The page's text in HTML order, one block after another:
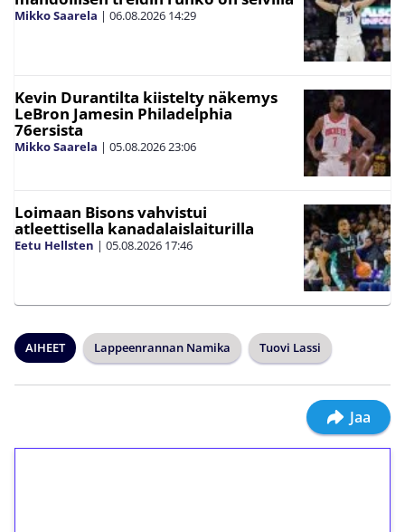
Mikko Saarela | 06.08.2026 14:29
Kevin Durantilta kiistelty näkemys
LeBron Jamesin Philadelphia
76ersista
Mikko Saarela | 05.08.202623:06
Loimaan Bisons vahvistui
atleettisella kanadalaislaiturilla
Eetu Hellsten | 05.08.2026 17:46
AIHEET Lappeenrannan Namika Tuovi Lassi
Jaa